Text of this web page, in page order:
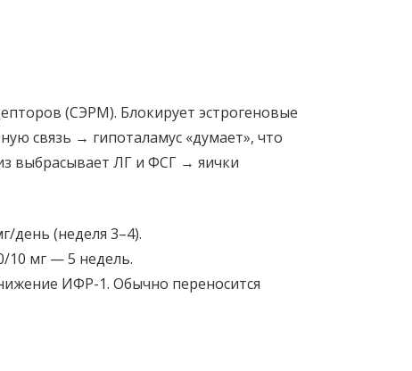
(СЭРМ). Блокирует эстрогеновые
связь → гипоталамус «думает», что
выбрасывает ЛГ и ФСГ → яички
день (неделя 3–4).
10 мг — 5 недель.
ИФР-1. Обычно переносится